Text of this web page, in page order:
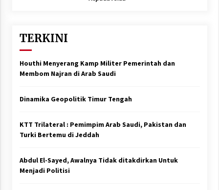
TERKINI
Houthi Menyerang Kamp Militer Pemerintah dan
Membom Najran di Arab Saudi
Dinamika Geopolitik Timur Tengah
KTT Trilateral : Pemimpim Arab Saudi, Pakistan dan
Turki Bertemu di Jeddah
Abdul El-Sayed, Awalnya Tidak ditakdirkan Untuk
Menjadi Politisi